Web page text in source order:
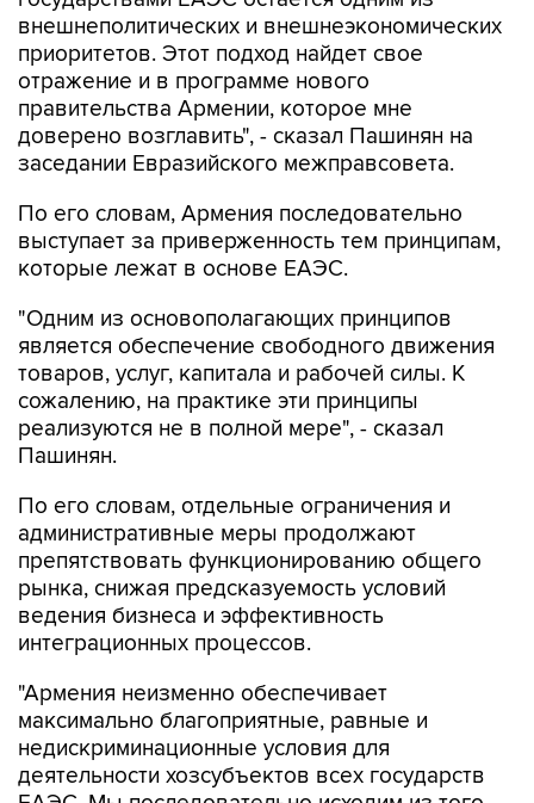
внешнеполитических и внешнеэкономических
приоритетов. Этот подход найдет свое
отражение и в программе нового
правительства Армении, которое мне
доверено возглавить", - сказал Пашинян на
заседании Евразийского межправсовета.
По его словам, Армения последовательно
выступает за приверженность тем принципам,
которые лежат в основе ЕАЭС.
"Одним из основополагающих принципов
является обеспечение свободного движения
товаров, услуг, капитала и рабочей силы. К
сожалению, на практике эти принципы
реализуются не в полной мере", - сказал
Пашинян.
По его словам, отдельные ограничения и
административные меры продолжают
препятствовать функционированию общего
рынка, снижая предсказуемость условий
ведения бизнеса и эффективность
интеграционных процессов.
"Армения неизменно обеспечивает
максимально благоприятные, равные и
недискриминационные условия для
деятельности хозсубъектов всех государств